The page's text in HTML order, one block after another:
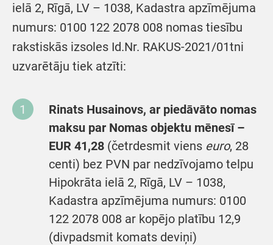
ielā 2, Rīgā, LV – 1038, Kadastra apzīmējuma
numurs: 0100 122 2078 008 nomas tiesību
rakstiskās izsoles Id.Nr. RAKUS-2021/01tni
uzvarētāju tiek atzīti:
Rinats Husainovs, ar piedāvāto nomas
maksu par Nomas objektu mēnesī –
EUR 41,28 (četrdesmit viens euro, 28
centi) bez PVN par nedzīvojamo telpu
Hipokrāta ielā 2, Rīgā, LV – 1038,
Kadastra apzīmējuma numurs: 0100
122 2078 008 ar kopējo platību 12,9
(divpadsmit komats deviņi)